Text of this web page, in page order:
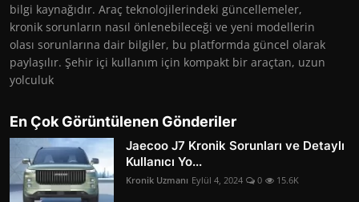
bilgi kaynağıdır. Araç teknolojilerindeki güncellemeler,
kronik sorunların nasıl önlenebileceği ve yeni modellerin
olası sorunlarına dair bilgiler, bu platformda güncel olarak
paylaşılır. Şehir içi kullanım için kompakt bir araçtan, uzun
yolculuk
En Çok Görüntülenen Gönderiler
Jaecoo J7 Kronik Sorunları ve Detaylı
Kullanıcı Yo...
Kronik Uzmanı Eylül 4, 2024 0 15.6K